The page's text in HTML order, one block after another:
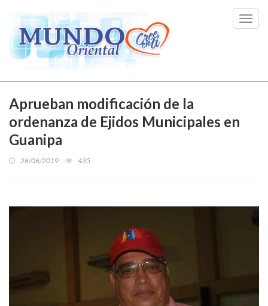
Aprueban modificación de la
ordenanza de Ejidos Municipales en
Guanipa
26/06/2019 435